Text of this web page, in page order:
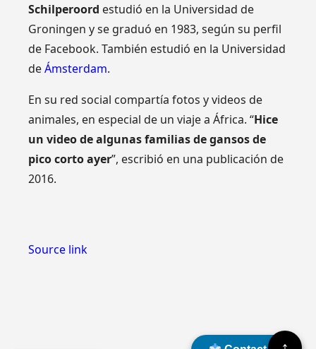
Schilperoord estudió en la Universidad de
Groningen y se graduó en 1983, según su perfil
de Facebook. También estudió en la Universidad
deÁmsterdam.
En su red social compartía fotos y videos de
animales, en especial de un viaje a África. “Hice
un video de algunas familias de gansos de
pico corto ayer”, escribió en una publicación de
2016.
Source link